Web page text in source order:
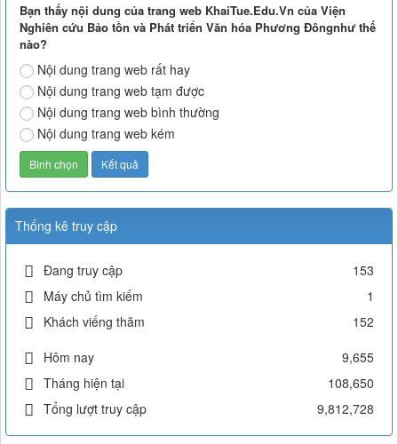
Bạn thấy nội dung của trang web KhaiTue.Edu.Vn của Viện
Nghiên cứu Bảo tồn và Phát triển Văn hóa Phương Đôngnhư thế
nào?
Nội dung trang web rất hay
Nội dung trang web tạm được
Nội dung trang web bình thường
Nội dung trang web kém
Thống kê truy cập
Đang truy cập
153
Máy chủ tìm kiếm
1
Khách viếng thăm
152
Hôm nay
9,655
Tháng hiện tại
108,650
Tổng lượt truy cập
9,812,728